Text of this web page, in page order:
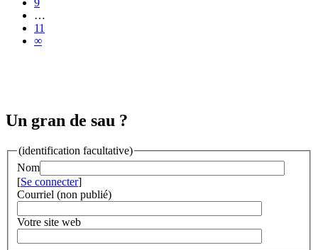
9
…
11
∞
Un gran de sau ?
(identification facultative)
Nom
[Se connecter]
Courriel (non publié)
Votre site web